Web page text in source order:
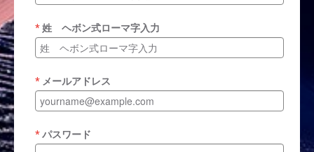
姓 ヘボン式ローマ字入力
メールアドレス
パスワード